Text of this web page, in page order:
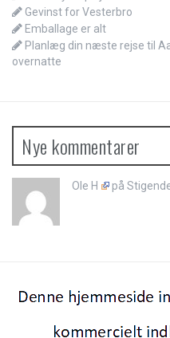
Gevinst for Vesterbro
Emballage er alt
Planlæg din næste rejse til
overnatte
Nye kommentarer
Ole H på